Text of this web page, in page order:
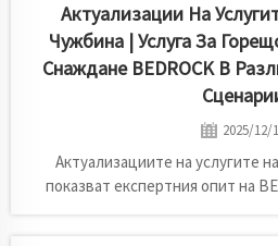
Актуализации На
Чужбина | Услуга За
Снаждане BEDROCK В
2025/12/
Актуализациите на услугите
показват експертния опит на